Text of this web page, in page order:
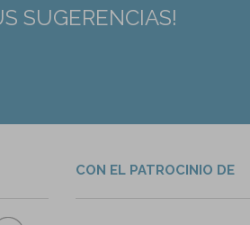
SUGERENCIAS!
CON EL PATROCINIO DE